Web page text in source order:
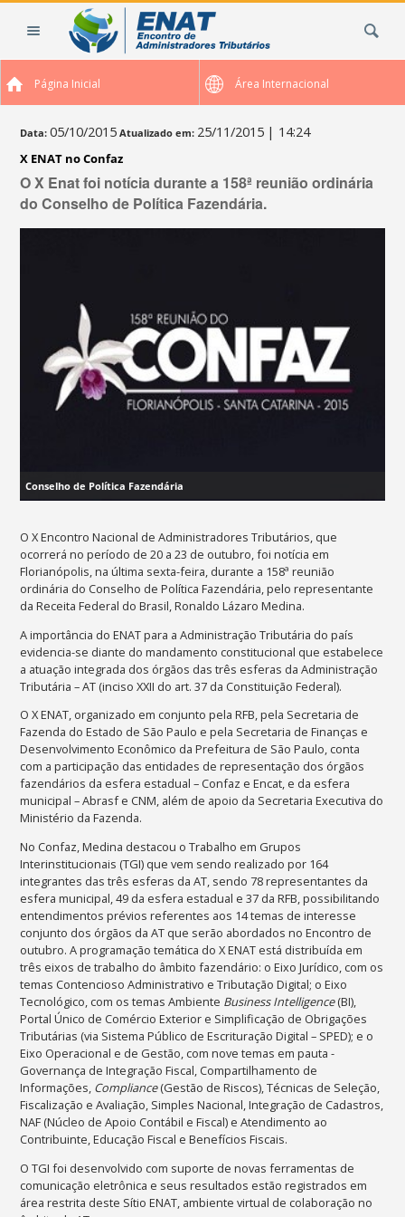
Página Inicial Área Internacional
Data: 05/10/2015 Atualizado em: 25/11/2015 | 14:24
X ENAT no Confaz
O X Enat foi notícia durante a 158ª reunião ordinária
do Conselho de Política Fazendária.
Conselho de Política Fazendária
O X Encontro Nacional de Administradores Tributários, que
ocorrerá no período de 20 a 23 de outubro, foi notícia em
Florianópolis, na última sexta-feira, durante a 158ª reunião
ordinária do Conselho de Política Fazendária, pelo representante
da Receita Federal do Brasil, Ronaldo Lázaro Medina.
A importância do ENAT para a Administração Tributária do país
evidencia-se diante do mandamento constitucional que estabelece
a atuação integrada dos órgãos das três esferas da Administração
Tributária – AT (inciso XXII do art. 37 da Constituição Federal).
O X ENAT, organizado em conjunto pela RFB, pela Secretaria de
Fazenda do Estado de São Paulo e pela Secretaria de Finanças e
Desenvolvimento Econômico da Prefeitura de São Paulo, conta
com a participação das entidades de representação dos órgãos
fazendários da esfera estadual – Confaz e Encat, e da esfera
municipal – Abrasf e CNM, além de apoio da Secretaria Executiva do
Ministério da Fazenda.
No Confaz, Medina destacou o Trabalho em Grupos
Interinstitucionais (TGI) que vem sendo realizado por 164
integrantes das três esferas da AT, sendo 78 representantes da
esfera municipal, 49 da esfera estadual e 37 da RFB, possibilitando
entendimentos prévios referentes aos 14 temas de interesse
conjunto dos órgãos da AT que serão abordados no Encontro de
outubro. A programação temática do X ENAT está distribuída em
três eixos de trabalho do âmbito fazendário: o Eixo Jurídico, com os
temas Contencioso Administrativo e Tributação Digital; o Eixo
Tecnológico, com os temas Ambiente Business Intelligence(BI),
Portal Único de Comércio Exterior e Simplificação de Obrigações
Tributárias (via Sistema Público de Escrituração Digital – SPED); e o
Eixo Operacional e de Gestão, com nove temas em pauta -
Governança de Integração Fiscal, Compartilhamento de
Informações, Compliance(Gestão de Riscos), Técnicas de Seleção,
Fiscalização e Avaliação, Simples Nacional, Integração de Cadastros,
NAF (Núcleo de Apoio Contábil e Fiscal) e Atendimento ao
Contribuinte, Educação Fiscal e Benefícios Fiscais.
O TGI foi desenvolvido com suporte de novas ferramentas de
comunicação eletrônica e seus resultados estão registrados em
área restrita deste Sítio ENAT, ambiente virtual de colaboração no